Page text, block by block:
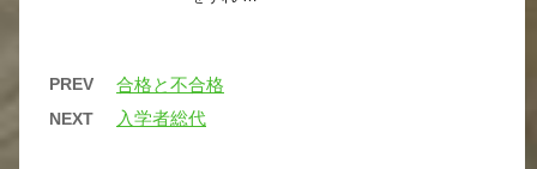
PREV 合格と不合格
NEXT 入学者総代